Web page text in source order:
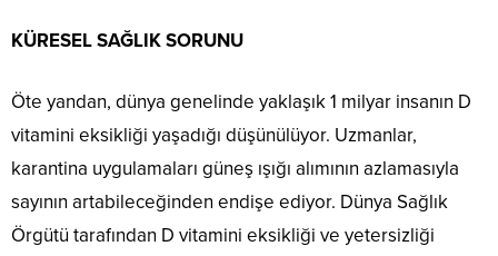
KÜRESEL SAĞLIK SORUNU
Öte yandan, dünya genelinde yaklaşık 1 milyar insanın D
vitamini eksikliği yaşadığı düşünülüyor. Uzmanlar,
karantina uygulamaları güneş ışığı alımının azlamasıyla
sayının artabileceğinden endişe ediyor. Dünya Sağlık
Örgütü tarafından D vitamini eksikliği ve yetersizliği